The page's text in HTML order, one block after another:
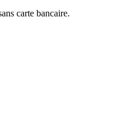
carte bancaire.